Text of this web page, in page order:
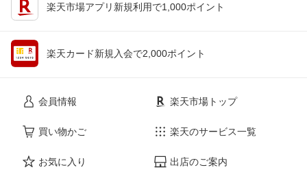
楽天市場アプリ新規利用で1,000ポイント
楽天カード新規入会で2,000ポイント
会員情報
買い物かご
お気に入り
楽天市場トップ
楽天のサービス一覧
出店のご案内